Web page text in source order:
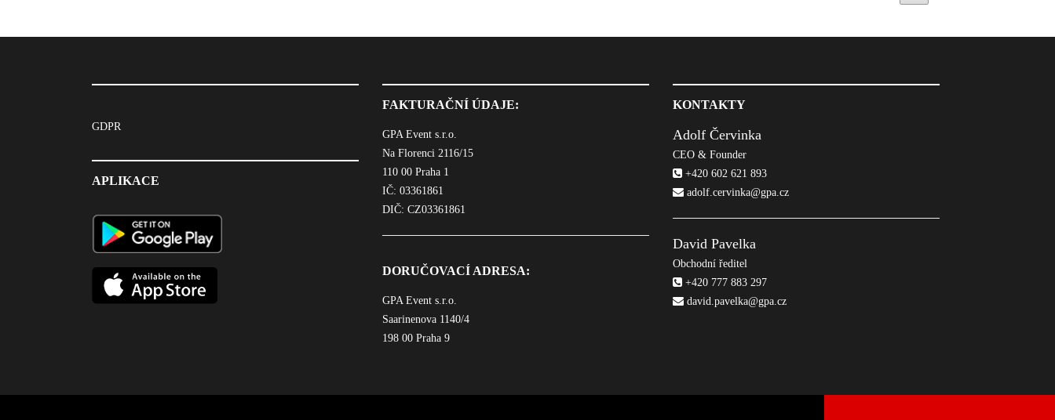
GDPR
APLIKACE
FAKTURAČNÍ ÚDAJE:
GPA Event s.r.o.
Na Florenci 2116/15
110 00 Praha 1
IČ: 03361861
DIČ: CZ03361861
DORUČOVACÍ ADRESA:
GPA Event s.r.o.
Saarinenova 1140/4
198 00 Praha 9
KONTAKTY
Adolf Červinka
CEO & Founder
+420 602 621 893
adolf.cervinka@gpa.cz
David Pavelka
Obchodní ředitel
+420 777 883 297
david.pavelka@gpa.cz